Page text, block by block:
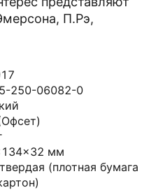
П.Рэ,
250-06082-0
мм
(плотная бумага